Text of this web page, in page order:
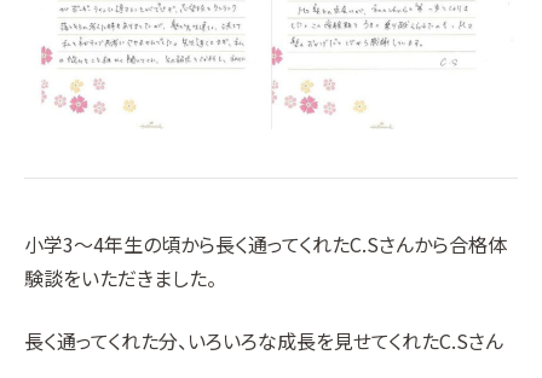
小学3〜4年生の頃から長く通ってくれたC.Sさんから合格体
験談をいただきました。
長く通ってくれた分、いろいろな成長を見せてくれたC.Sさん